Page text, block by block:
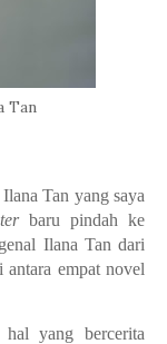
Tan
Tan yang saya
baru pindah ke
Ilana Tan dari
empat novel
hal yang bercerita